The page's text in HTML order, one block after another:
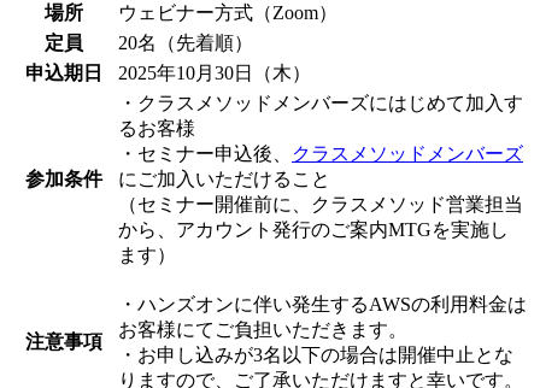
場所
ウェビナー方式（Zoom）
定員
20名（先着順）
申込期日
2025年10月30日（木）
参加条件
・クラスメソッドメンバーズにはじめて加入す
るお客様
・セミナー申込後、
クラスメソッドメンバーズ
にご加入いただけること
（セミナー開催前に、クラスメソッド営業担当
から、アカウント発行のご案内MTGを実施し
ます）
注意事項
・ハンズオンに伴い発生するAWSの利用料金は
お客様にてご負担いただきます。
・ お申し込みが3名以下の場合は開催中止とな
りますので、ご了承いただけますと幸いです。